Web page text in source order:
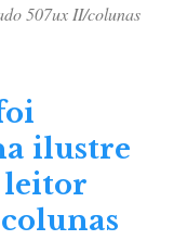
507ux II/colunas
ilustre
leitor
colunas